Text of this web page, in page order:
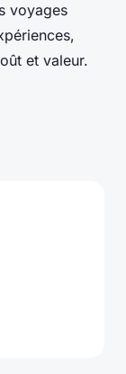
voyages
et valeur.